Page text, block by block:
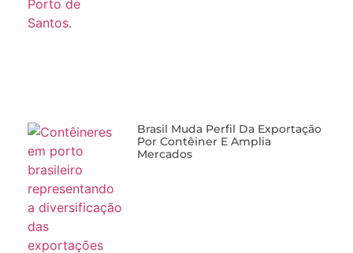
Brasil Muda Perfil Da Exportação
Por Contêiner E Amplia
Mercados